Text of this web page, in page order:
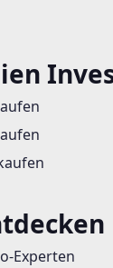
Experten